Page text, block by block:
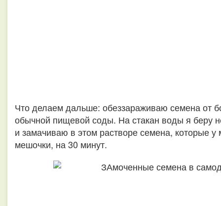
Что делаем дальше: обеззараживаю семена от
обычной пищевой соды. На стакан воды я беру
и замачиваю в этом растворе семена, которые
мешочки, на 30 минут.